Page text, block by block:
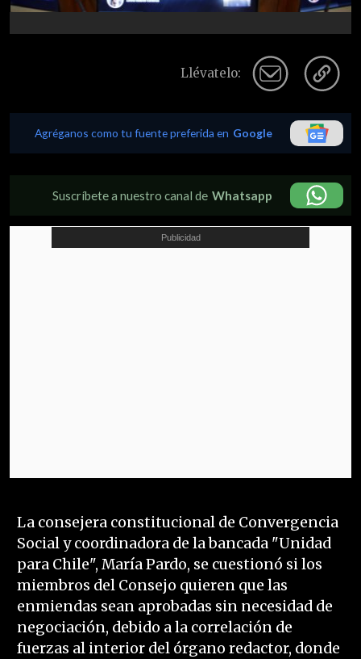
Llévatelo:
Agréganos como tu fuente preferida en Google
Suscríbete a nuestro canal de Whatsapp
La consejera constitucional de Convergencia
Social y coordinadora de la bancada "Unidad
para Chile", María Pardo, se cuestionó si los
miembros del Consejo quieren que las
enmiendas sean aprobadas sin necesidad de
negociación, debido a la correlación de
fuerzas al interior del órgano redactor, donde